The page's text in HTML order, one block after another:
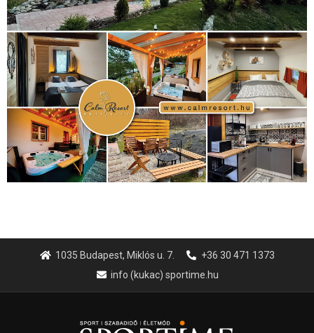
1035 Budapest, Miklós u. 7.
+36 30 471 1373
info (kukac) sportime.hu